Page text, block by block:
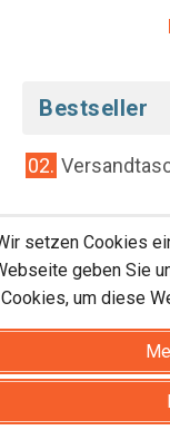
Bestseller
02.
setzen Cookies
geben Sie
Cookies, um diese